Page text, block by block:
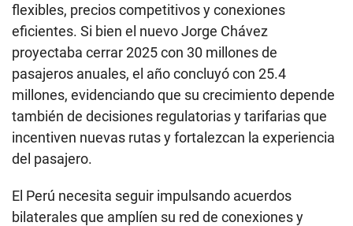
flexibles, precios competitivos y conexiones
eficientes. Si bien el nuevo Jorge Chávez
proyectaba cerrar 2025 con 30 millones de
pasajeros anuales, el año concluyó con 25.4
millones, evidenciando que su crecimiento depende
también de decisiones regulatorias y tarifarias que
incentiven nuevas rutas y fortalezcan la experiencia
del pasajero.
El Perú necesita seguir impulsando acuerdos
bilaterales que amplíen su red de conexiones y